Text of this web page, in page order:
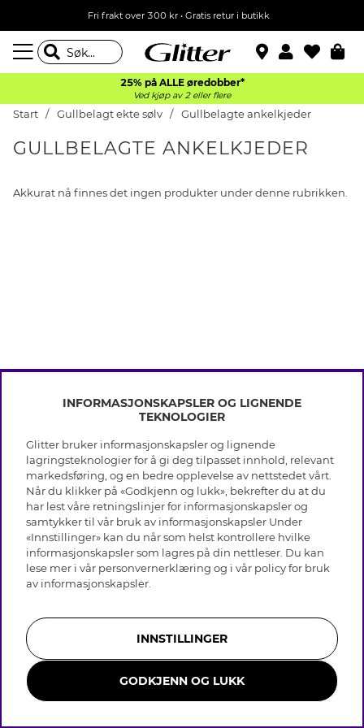
Fri frakt over 300 kr • Gratis retur i butikk
25% på ALLE øredobber*
Ved kjøp av 2 eller flere
Start Gullbelagt ekte sølv Gullbelagte ankelkjeder
GULLBELAGTE ANKELKJEDER
Akkurat nå finnes det ingen produkter under denne rubrikken.
INFO
Vilkår
Personvern
Cookies
Medlemsvilkår
Jobb hos Glitter
Tilbakekalling
Gavekort saldo
OM GLITTER
Black Friday
Våre butikker
Varemerker
Selskapets historie
Åpenhetsloven
Likestillingsredegjørelse 2025
HJELP
Vanlige spørsmål
Kundeservice
Skjøtselråd skinnhansker
Storrelsesguide for ringer
Smykker i rustfritt stål
Bli medlem
INFORMASJONSKAPSLER OG LIGNENDE
TEKNOLOGIER
Glitter bruker informasjonskapsler og lignende
lagringsteknologier for å gi deg tilpasset innhold, relevant
markedsføring, og en bedre opplevelse av nettstedet vårt.
Når du klikker på «Godkjenn og lukk», bekrefter du at du
har lest våre retningslinjer for informasjonskapsler og
samtykker til vår bruk av informasjonskapsler Under
«Innstillinger» kan du når som helst kontrollere hvilke
informasjonskapsler som lagres på din nettleser. Du kan
lese mer i vår personvernerklæring og i vår policy for bruk
av informasjonskapsler
INNSTILLINGER
GODKJENN OG LUKK